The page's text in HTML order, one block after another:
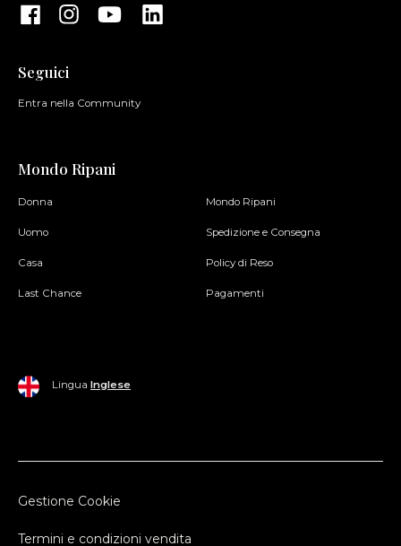
Seguici
Entra nella Community
Mondo Ripani
Donna
Uomo
Casa
Last Chance
Mondo Ripani
Spedizione e Consegna
Policy di Reso
Pagamenti
Lingua Inglese
Gestione Cookie
Termini e condizioni vendita